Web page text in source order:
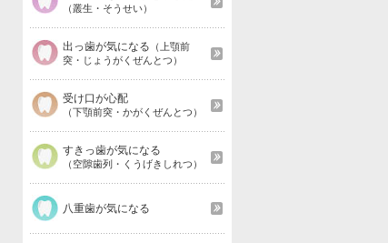
（叢生・そうせい）
出っ歯が気になる （上顎前
突・じょうがくぜんとつ）
受け口が心配
（下顎前突・かがくぜんとつ）
すきっ歯が気になる
（空隙歯列・くうげきしれつ）
八重歯が気になる